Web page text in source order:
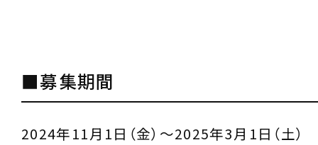
■募集期間
2024年11月1日（金）～2025年3月1日（土）